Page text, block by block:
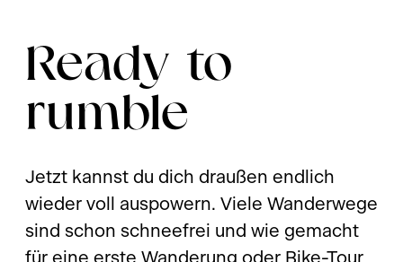
Ready to
rumble
Jetzt kannst du dich draußen endlich
wieder voll auspowern. Viele Wanderwege
sind schon schneefrei und wie gemacht